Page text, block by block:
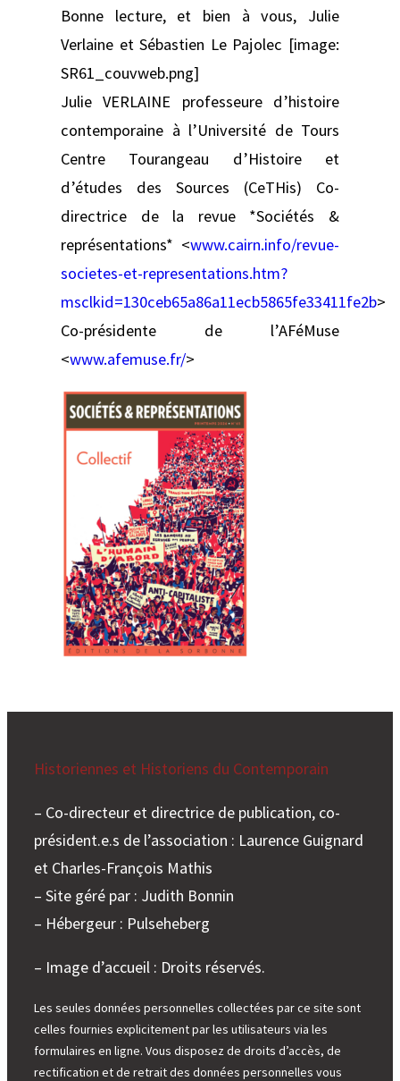
Bonne lecture, et bien à vous, Julie
Verlaine et Sébastien Le Pajolec [image:
SR61_couvweb.png]
Julie VERLAINE professeure d’histoire
contemporaine à l’Université de Tours
Centre Tourangeau d’Histoire et
d’études des Sources (CeTHis) Co-
directrice de la revue *Sociétés &
représentations* <www.cairn.info/revue-
societes-et-representations.htm?
msclkid=130ceb65a86a11ecb5865fe33411fe2b>
Co-présidente de l’AFéMuse
<www.afemuse.fr/>
Historiennes et Historiens du Contemporain
– Co-directeur et directrice de publication, co-
président.e.s de l’association : Laurence Guignard
et Charles-François Mathis
– Site géré par : Judith Bonnin
– Hébergeur : Pulseheberg
– Image d’accueil : Droits réservés.
Les seules données personnelles collectées par ce site sont
celles fournies explicitement par les utilisateurs via les
formulaires en ligne. Vous disposez de droits d’accès, de
rectification et de retrait des données personnelles vous